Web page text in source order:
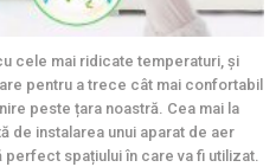
cele mai ridicate temperaturi, și
pentru a trece cât mai confortabil
peste țara noastră. Cea mai la
de instalarea unui aparat de aer
spațiului în care va fi utilizat.